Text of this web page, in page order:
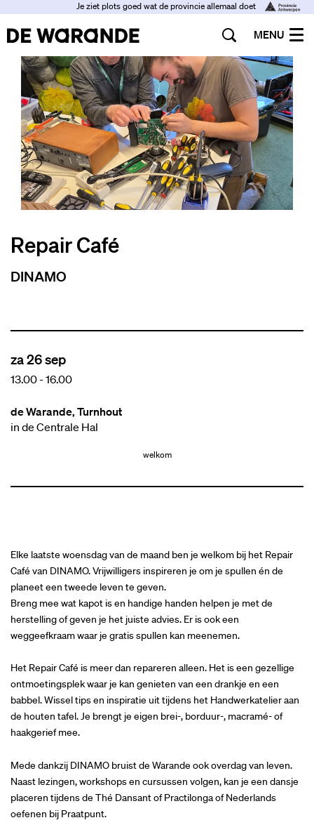
Je ziet plots goed wat de provincie allemaal doet
MENU
Repair Café
DINAMO
za 26 sep
13.00-16.00
de Warande, Turnhout
in de Centrale Hal
welkom
Elke laatste woensdag van de maand ben je welkom bij het Repair
Café van DINAMO. Vrijwilligers inspireren je om je spullen én de
planeet een tweede leven te geven.
Breng mee wat kapot is en handige handen helpen je met de
herstelling of geven je het juiste advies. Er is ook een
weggeefkraam waar je gratis spullen kan meenemen.
Het Repair Café is meer dan repareren alleen. Het is een gezellige
ontmoetingsplek waar je kan genieten van een drankje en een
babbel. Wissel tips en inspiratie uit tijdens het Handwerkatelier aan
de houten tafel. Je brengt je eigen brei-, borduur-, macramé- of
haakgerief mee.
Mede dankzij DINAMO bruist de Warande ook overdag van leven.
Naast lezingen, workshops en cursussen volgen, kan je een dansje
placeren tijdens de Thé Dansant of Practilonga of Nederlands
oefenen bij Praatpunt.